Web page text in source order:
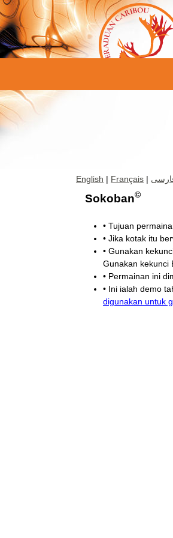
English | Français |
Sokoban©
• Tujuan
• Jika kotak itu
• Gunakan
Gunakan kekunci
• Permainan ini
• Ini ialah demo
digunakan untuk